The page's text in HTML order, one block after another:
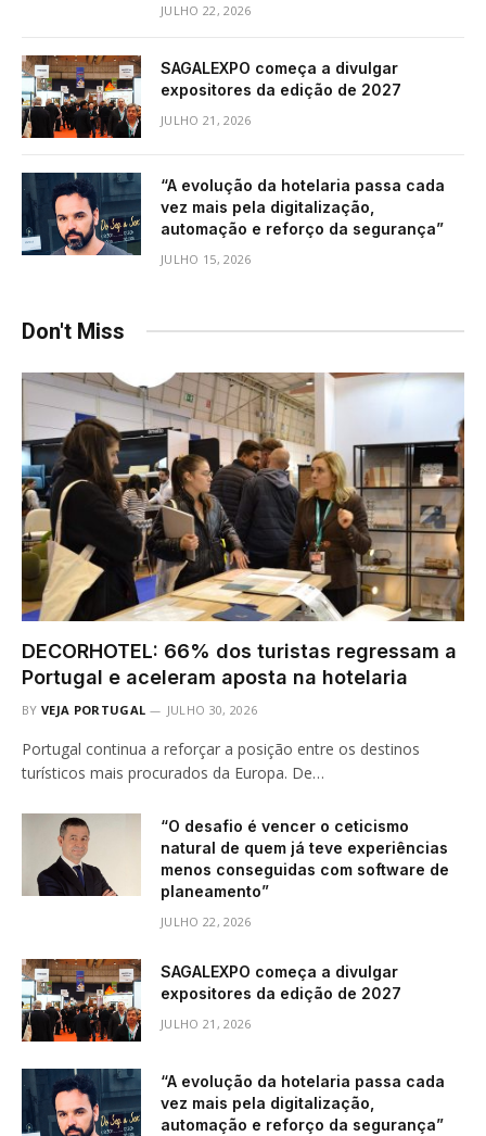
JULHO 22, 2026
SAGALEXPO começa a divulgar
expositores da edição de 2027
JULHO 21, 2026
“A evolução da hotelaria passa cada
vez mais pela digitalização,
automação e reforço da segurança”
JULHO 15, 2026
Don't Miss
DECORHOTEL: 66% dos turistas regressam a
Portugal e aceleram aposta na hotelaria
BY VEJA PORTUGAL JULHO 30, 2026
Portugal continua a reforçar a posição entre os destinos
turísticos mais procurados da Europa. De…
“O desafio é vencer o ceticismo
natural de quem já teve experiências
menos conseguidas com software de
planeamento”
JULHO 22, 2026
SAGALEXPO começa a divulgar
expositores da edição de 2027
JULHO 21, 2026
“A evolução da hotelaria passa cada
vez mais pela digitalização,
automação e reforço da segurança”